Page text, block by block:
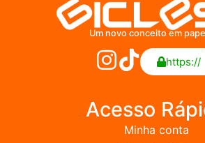
Um novo conceito em
https://
Acesso
Minha conta